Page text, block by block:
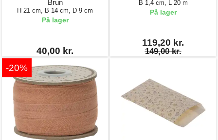
Brun
H 21 cm, B 14 cm, D 9 cm
På lager
40,00 kr.
B 1,4 cm, L 20 m
På lager
119,20 kr.
149,00 kr.
-20%